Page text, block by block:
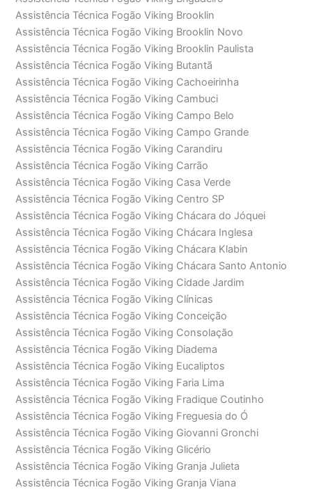
Assistência Técnica Fogão Viking Brooklin
Assistência Técnica Fogão Viking Brooklin Novo
Assistência Técnica Fogão Viking Brooklin Paulista
Assistência Técnica Fogão Viking Butantã
Assistência Técnica Fogão Viking Cachoeirinha
Assistência Técnica Fogão Viking Cambuci
Assistência Técnica Fogão Viking Campo Belo
Assistência Técnica Fogão Viking Campo Grande
Assistência Técnica Fogão Viking Carandiru
Assistência Técnica Fogão Viking Carrão
Assistência Técnica Fogão Viking Casa Verde
Assistência Técnica Fogão Viking Centro SP
Assistência Técnica Fogão Viking Chácara do Jóquei
Assistência Técnica Fogão Viking Chácara Inglesa
Assistência Técnica Fogão Viking Chácara Klabin
Assistência Técnica Fogão Viking Chácara Santo Antonio
Assistência Técnica Fogão Viking Cidade Jardim
Assistência Técnica Fogão Viking Clínicas
Assistência Técnica Fogão Viking Conceição
Assistência Técnica Fogão Viking Consolação
Assistência Técnica Fogão Viking Diadema
Assistência Técnica Fogão Viking Eucaliptos
Assistência Técnica Fogão Viking Faria Lima
Assistência Técnica Fogão Viking Fradique Coutinho
Assistência Técnica Fogão Viking Freguesia do Ó
Assistência Técnica Fogão Viking Giovanni Gronchi
Assistência Técnica Fogão Viking Glicério
Assistência Técnica Fogão Viking Granja Julieta
Assistência Técnica Fogão Viking Granja Viana